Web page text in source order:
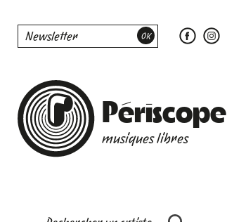
Périscope
musiques libres